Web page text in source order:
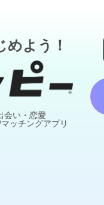
めよう！
会い・恋愛
ッチングアプリ